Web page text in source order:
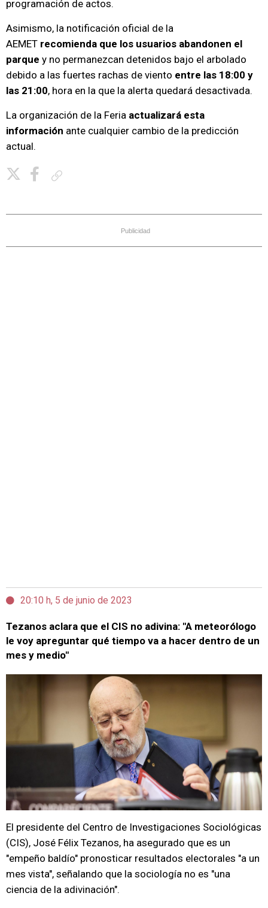
programación de actos.
Asimismo, la notificación oficial de la
AEMET recomienda que los usuarios abandonen el
parque y no permanezcan detenidos bajo el arbolado
debido a las fuertes rachas de viento entre las 18:00 y
las 21:00, hora en la que la alerta quedará desactivada.
La organización de la Feria actualizará esta
información ante cualquier cambio de la predicción
actual.
Publicidad
20:10 h, 5 de junio de 2023
Tezanos aclara que el CIS no adivina: "A meteorólogo
le voy apreguntar qué tiempo va a hacer dentro de un
mes y medio"
El presidente del Centro de Investigaciones Sociológicas
(CIS), José Félix Tezanos, ha asegurado que es un
"empeño baldío" pronosticar resultados electorales "a un
mes vista", señalando que la sociología no es "una
ciencia de la adivinación".